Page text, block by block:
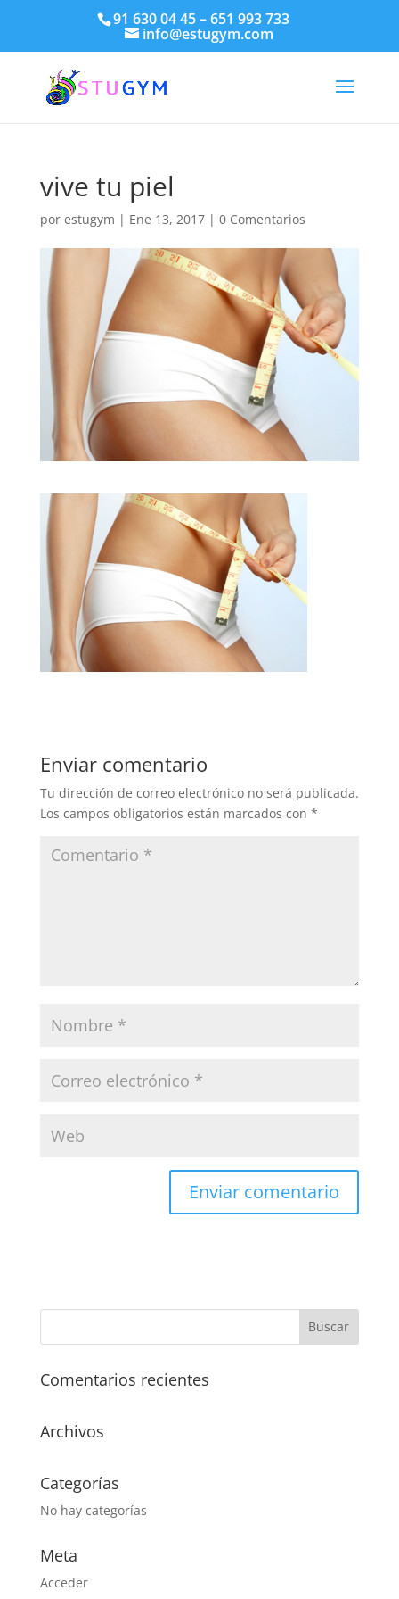
91 630 04 45 – 651 993 733
info@estugym.com
vive tu piel
por estugym | Ene 13, 2017| 0 Comentarios
Enviar comentario
Tu dirección de correo electrónico no será publicada.
Los campos obligatorios están marcados con *
Comentarios recientes
Archivos
Categorías
No hay categorías
Meta
Acceder